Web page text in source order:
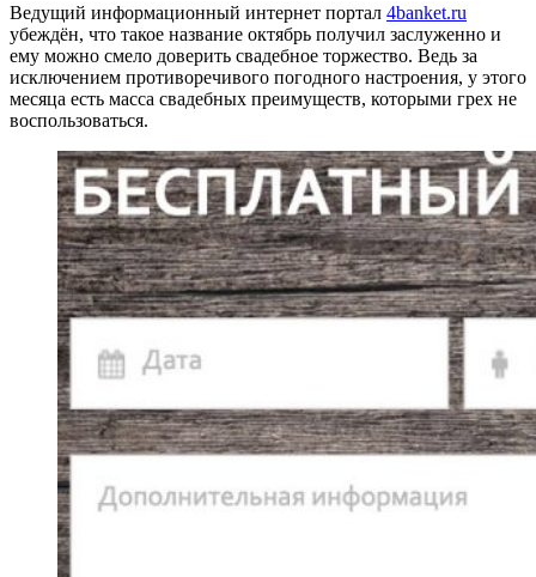
Ведущий информационный интернет портал 4banket.ru
убеждён, что такое название октябрь получил заслуженно и
ему можно смело доверить свадебное торжество. Ведь за
исключением противоречивого погодного настроения, у этого
месяца есть масса свадебных преимуществ, которыми грех не
воспользоваться.